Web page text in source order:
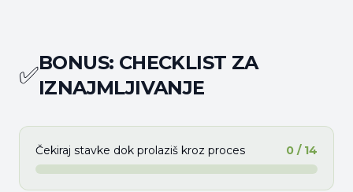
✅BONUS: CHECKLIST ZA
IZNAJMLJIVANJE
Čekiraj stavke dok prolaziš kroz proces 0 / 14